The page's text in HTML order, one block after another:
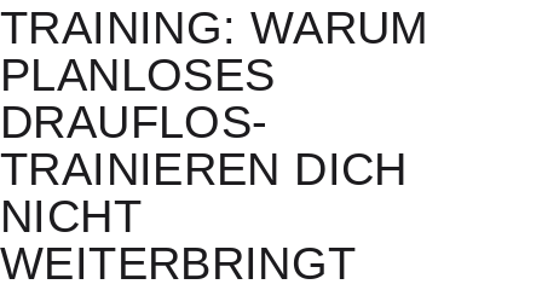
TRAINING: WARUM
PLANLOSES
DRAUFLOS-
TRAINIEREN DICH
NICHT
WEITERBRINGT